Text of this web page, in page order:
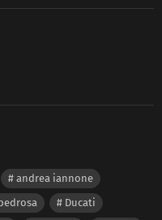
andrea iannone
Ducati